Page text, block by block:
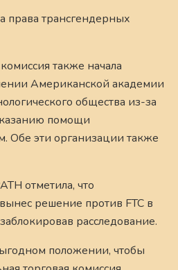
права трансгендерных
также начала
Американской академии
общества из-за
помощи
Обе эти организации также
отметила, что
решение против FTC в
расследование.
положении, чтобы